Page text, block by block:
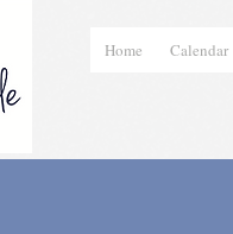
Home Calendar